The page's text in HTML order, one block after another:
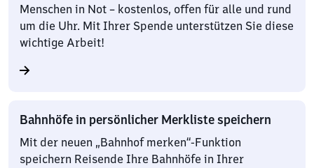
Menschen in Not – kostenlos, offen für alle und rund
um die Uhr. Mit Ihrer Spende unterstützen Sie diese
wichtige Arbeit!
Bahnhöfe in persönlicher Merkliste speichern
Mit der neuen „Bahnhof merken“-Funktion
speichern Reisende Ihre Bahnhöfe in Ihrer